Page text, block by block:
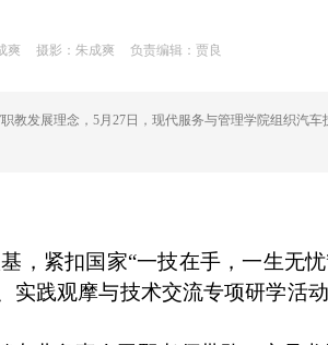
爽 摄影：朱成爽 负责编辑：贾良
发展理念，5月27日，现代服务与管理学院组织汽
紧扣国家“一技在手，一生无忧
实践观摩与技术交流专项研学活